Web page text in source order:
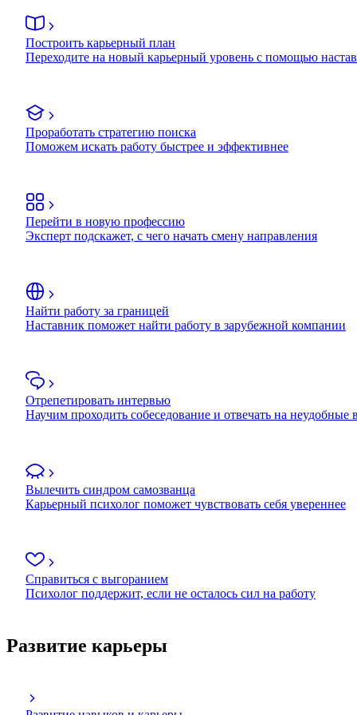
Построить карьерный план
Переходите на новый карьерный уровень с помощью
Проработать стратегию поиска
Поможем искать работу быстрее и эффективнее
Перейти в новую профессию
Эксперт подскажет, с чего начать смену направления
Найти работу за границей
Наставник поможет найти работу в зарубежной компании
Отрепетировать интервью
Научим проходить собеседование и отвечать на неудобные
Вылечить синдром самозванца
Карьерный психолог поможет чувствовать себя увереннее
Справиться с выгоранием
Психолог поддержит, если не осталось сил на работу
Развитие карьеры